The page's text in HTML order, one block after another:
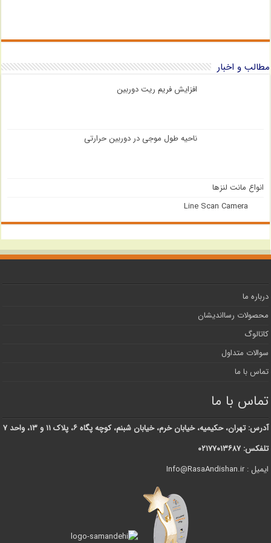
مطالب و اخبار
افزایش فریم ریت دوربین
ناحیه طول موجی در دوربین حرارتی
انواع مانت لنزها
Line Scan Camera
درباره ما
محصولات رسااندیشان
کاتالوگ
سوالات متداول
تماس با ما
تماس با ما
آدرس: تهران، حکیمیه، خیابان خرم، خیابان شبنم، کوچه پگاه ۶، پلاک ۱۱ و ۱۳، واحد ۷
تلفکس: ۰۲۱۷۷۰۱۳۶۸۷
ایمیل : Info@RasaAndishan.ir